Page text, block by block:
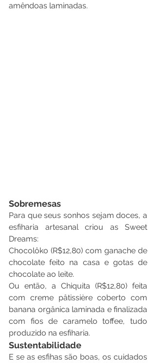
amêndoas laminadas.
Sobremesas
Para que seus sonhos sejam doces, a
esfiharia artesanal criou as Sweet
Dreams:
Chocolôko (R$12,80) com ganache de
chocolate feito na casa e gotas de
chocolate ao leite.
Ou então, a Chiquita (R$12,80) feita
com creme pâtissière coberto com
banana orgânica laminada e finalizada
com fios de caramelo toffee, tudo
produzido na esfiharia.
Sustentabilidade
E se as esfihas são boas, os cuidados